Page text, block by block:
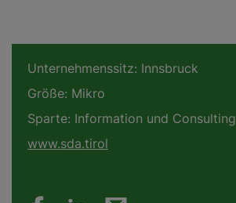
Unternehmenssitz: Innsbruck
Größe: Mikro
Sparte: Information und Consulting
www.sda.tirol